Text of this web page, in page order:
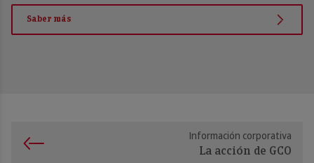
Saber más
Información corporativa
La acción de GCO